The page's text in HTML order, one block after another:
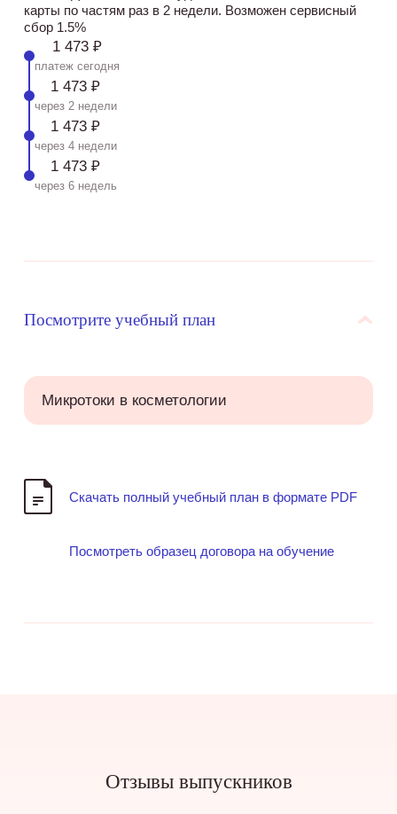
карты по частям раз в 2 недели. Возможен сервисный
сбор 1.5%
1 473 ₽
платеж сегодня
1 473 ₽
через 2 недели
1 473 ₽
через 4 недели
1 473 ₽
через 6 недель
Посмотрите учебный план
Микротоки в косметологии
Скачать полный учебный план в формате PDF
Посмотреть образец договора на обучение
Отзывы выпускников